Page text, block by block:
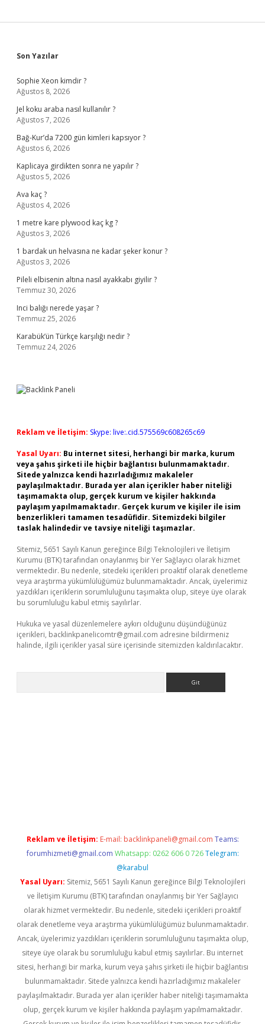
Sidebar
Son Yazılar
Sophie Xeon kimdir ?
Ağustos 8, 2026
Jel koku araba nasıl kullanılır ?
Ağustos 7, 2026
Bağ-Kur’da 7200 gün kimleri kapsıyor ?
Ağustos 6, 2026
Kaplicaya girdikten sonra ne yapılır ?
Ağustos 5, 2026
Ava kaç ?
Ağustos 4, 2026
1 metre kare plywood kaç kg ?
Ağustos 3, 2026
1 bardak un helvasına ne kadar şeker konur ?
Ağustos 3, 2026
Pileli elbisenin altına nasıl ayakkabı giyilir ?
Temmuz 30, 2026
Inci balığı nerede yaşar ?
Temmuz 25, 2026
Karabük’ün Türkçe karşılığı nedir ?
Temmuz 24, 2026
Reklam ve İletişim: Skype: live:.cid.575569c608265c69
Yasal Uyarı: Bu internet sitesi, herhangi bir marka, kurum
veya şahıs şirketi ile hiçbir bağlantısı bulunmamaktadır.
Sitede yalnızca kendi hazırladığımız makaleler
paylaşılmaktadır. Burada yer alan içerikler haber niteliği
taşımamakta olup, gerçek kurum ve kişiler hakkında
paylaşım yapılmamaktadır. Gerçek kurum ve kişiler ile isim
benzerlikleri tamamen tesadüfidir. Sitemizdeki bilgiler
taslak halindedir ve tavsiye niteliği taşımazlar.
Sitemiz, 5651 Sayılı Kanun gereğince Bilgi Teknolojileri ve İletişim
Kurumu (BTK) tarafından onaylanmış bir Yer Sağlayıcı olarak hizmet
vermektedir. Bu nedenle, sitedeki içerikleri proaktif olarak denetleme
veya araştırma yükümlülüğümüz bulunmamaktadır. Ancak, üyelerimiz
yazdıkları içeriklerin sorumluluğunu taşımakta olup, siteye üye olarak
bu sorumluluğu kabul etmiş sayılırlar.
Hukuka ve yasal düzenlemelere aykırı olduğunu düşündüğünüz
içerikleri, backlinkpanelicomtr@gmail.com adresine bildirmeniz
halinde, ilgili içerikler yasal süre içerisinde sitemizden kaldırılacaktır.
Reklam ve İletişim: E-mail: backlinkpaneli@gmail.com Teams:
forumhizmeti@gmail.com Whatsapp: 0262 606 0 726 Telegram:
@karabul
Yasal Uyarı: Sitemiz, 5651 Sayılı Kanun gereğince Bilgi Teknolojileri
ve İletişim Kurumu (BTK) tarafından onaylanmış bir Yer Sağlayıcı
olarak hizmet vermektedir. Bu nedenle, sitedeki içerikleri proaktif
olarak denetleme veya araştırma yükümlülüğümüz bulunmamaktadır.
Ancak, üyelerimiz yazdıkları içeriklerin sorumluluğunu taşımakta olup,
siteye üye olarak bu sorumluluğu kabul etmiş sayılırlar. Bu internet
sitesi, herhangi bir marka, kurum veya şahıs şirketi ile hiçbir bağlantısı
bulunmamaktadır. Sitede yalnızca kendi hazırladığımız makaleler
paylaşılmaktadır. Burada yer alan içerikler haber niteliği taşımamakta
olup, gerçek kurum ve kişiler hakkında paylaşım yapılmamaktadır.